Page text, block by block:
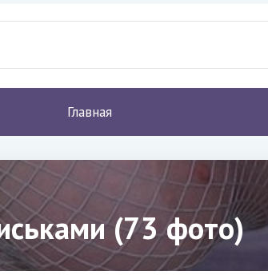
Главная
(73 фото)